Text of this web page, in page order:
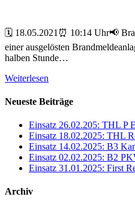
🗓 18.05.2021⏰ 10:14 Uhr📢
einer ausgelösten
halben Stunde…
Weiterlesen
Neueste Beiträge
Einsatz 26.02.205: THL P
Einsatz 18.02.2025: THL
Einsatz 14.02.2025: B3
Einsatz 02.02.2025: B2
Einsatz 31.01.2025: First
Archiv